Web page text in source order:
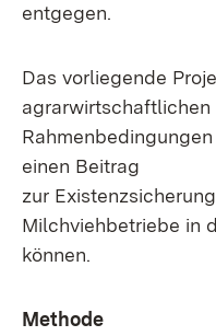
entgegen.
Das vorliegende
einen Beitrag
zur
Milchviehbetriebe in
können.
Methode